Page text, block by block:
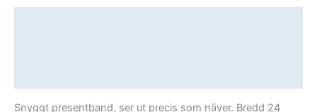
Snyggt presentband, ser ut precis som näver. Bredd 24